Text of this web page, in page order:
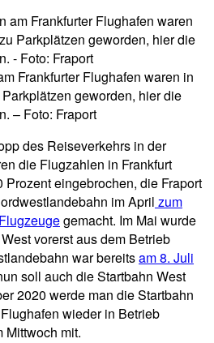
Frankfurter Flughafen waren in
geworden, hier die
– Foto: Fraport
des Reiseverkehrs in der
die Flugzahlen in Frankfurt
eingebrochen, die Fraport
im April zum
gemacht. Im Mai wurde
vorerst aus dem Betrieb
war bereitsam 8. Juli
soll auch die Startbahn West
2020 werde man die Startbahn
Flughafen wieder in Betrieb
Mittwoch mit.